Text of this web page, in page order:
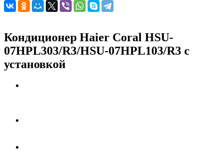
Кондиционер Haier Coral HSU-
07HPL303/R3/HSU-07HPL103/R3 с
установкой